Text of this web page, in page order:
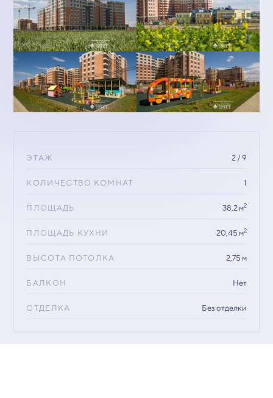
ЭТАЖ 2 / 9
КОЛИЧЕСТВО КОМНАТ 1
ПЛОЩАДЬ 38,2 м2
ПЛОЩАДЬ КУХНИ 20,45 м2
ВЫСОТА ПОТОЛКА 2,75 м
БАЛКОН Нет
ОТДЕЛКА Без отделки